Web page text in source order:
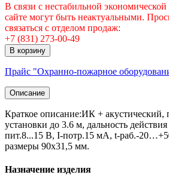
В связи с нестабильной
сайте могут быть неактуальными.
связаться с отделом продаж:
+7 (831) 273-00-49
В корзину
Прайс "Охранно-пожарное
Описание
Краткое описание:ИК + акустический,
установки до 3.6 м, дальность
пит.8...15 В, I-потр.15 мА, t-раб.-
размеры 90х31,5 мм.
Назначение изделия